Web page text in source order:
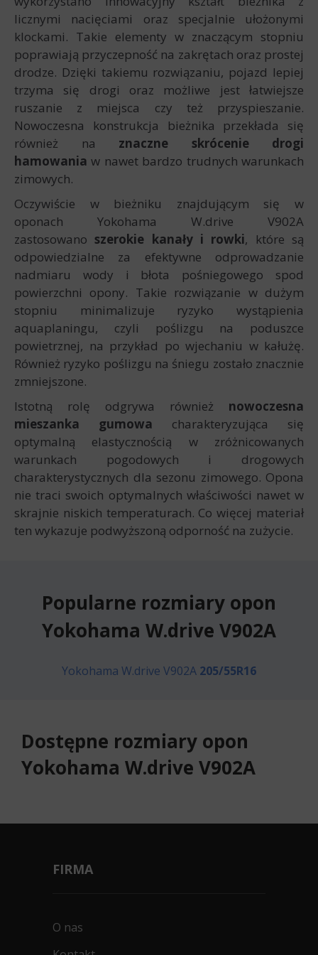
licznymi nacięciami oraz specjalnie ułożonymi
klockami. Takie elementy w znaczącym stopniu
poprawiają przyczepność na zakrętach oraz prostej
drodze. Dzięki takiemu rozwiązaniu, pojazd lepiej
trzyma się drogi oraz możliwe jest łatwiejsze
ruszanie z miejsca czy też przyspieszanie.
Nowoczesna konstrukcja bieżnika przekłada się
również na znaczne skrócenie drogi
hamowaniaw nawet bardzo trudnych warunkach
zimowych.
Oczywiście w bieżniku znajdującym się w
oponach Yokohama W.drive V902A
zastosowanoszerokie kanały i rowki, które są
odpowiedzialne za efektywne odprowadzanie
nadmiaru wody i błota pośniegowego spod
powierzchni opony. Takie rozwiązanie w dużym
stopniu minimalizuje ryzyko wystąpienia
aquaplaningu, czyli poślizgu na poduszce
powietrznej, na przykład po wjechaniu w kałużę.
Również ryzyko poślizgu na śniegu zostało znacznie
zmniejszone.
Istotną rolę odgrywa również nowoczesna
mieszanka gumowa charakteryzująca się
optymalną elastycznością w zróżnicowanych
warunkach pogodowych i drogowych
charakterystycznych dla sezonu zimowego. Opona
nie traci swoich optymalnych właściwości nawet w
skrajnie niskich temperaturach. Co więcej materiał
ten wykazuje podwyższoną odporność na zużycie.
Popularne rozmiary opon
Yokohama W.drive V902A
Yokohama W.drive V902A 205/55R16
Dostępne rozmiary opon
Yokohama W.drive V902A
FIRMA
O nas